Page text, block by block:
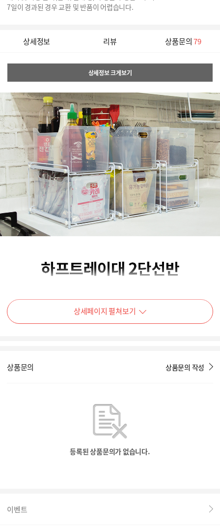
7일이 경과된 경우 교환 및 반품이 어렵습니다.
상세정보 리뷰 상품문의79
상세정보 크게보기
상세페이지 펼쳐보기
상품문의 상품문의 작성
등록된 상품문의가 없습니다.
이벤트